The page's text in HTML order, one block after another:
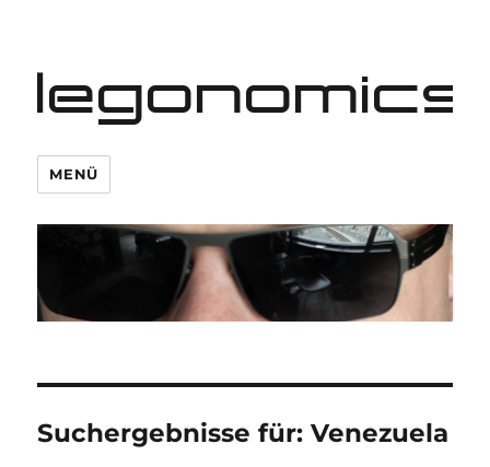
legonomics
MENÜ
Suchergebnisse für:Venezuela